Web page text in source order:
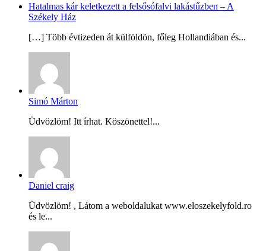
Hatalmas kár keletkezett a felsősófalvi lakástűzben – A
Székely Ház
[…] Több évtizeden át külföldön, főleg Hollandiában és...
Simó Márton
Üdvözlöm! Itt írhat. Köszönettel!...
Daniel craig
Üdvözlöm! , Látom a weboldalukat www.eloszekelyfold.ro
és le...